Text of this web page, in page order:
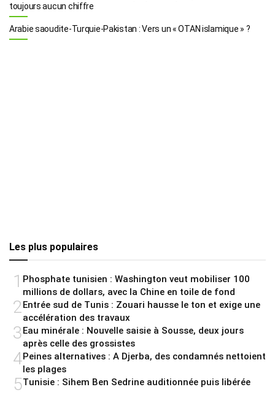
toujours aucun chiffre
Arabie saoudite-Turquie-Pakistan : Vers un « OTAN islamique » ?
Les plus populaires
1 Phosphate tunisien : Washington veut mobiliser 100
millions de dollars, avec la Chine en toile de fond
2 Entrée sud de Tunis : Zouari hausse le ton et exige une
accélération des travaux
3Eau minérale : Nouvelle saisie à Sousse, deux jours
après celle des grossistes
4Peines alternatives : A Djerba, des condamnés nettoient
les plages
5Tunisie : Sihem Ben Sedrine auditionnée puis libérée